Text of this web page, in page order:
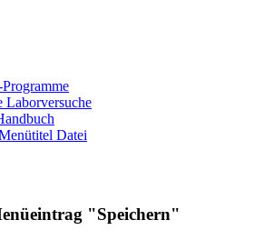
Laborversuche
Datei
"Speichern"